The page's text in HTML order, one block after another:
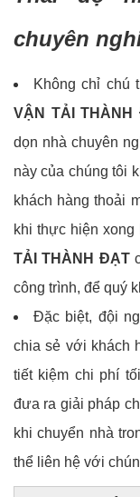
chuyên
Không chỉ chú
VẬN TẢI THÀNH
dọn nhà chuyên
này của chúng tôi
khách hàng thoải
khi thực hiện xong
TẢI THÀNH ĐẠT
công trình, để quý
Đặc biệt, đội
chia sẻ với khách
tiết kiệm chi phí
đưa ra giải pháp
khi chuyển nhà
thể liên hệ với